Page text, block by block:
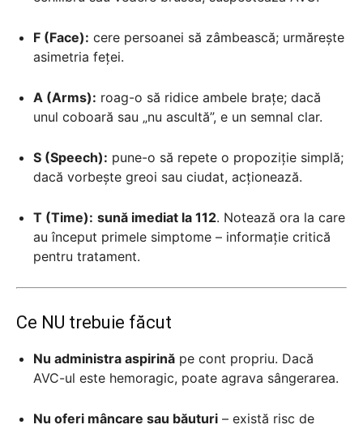
F (Face): cere persoanei să zâmbească; urmărește
asimetria feței.
A (Arms): roag-o să ridice ambele brațe; dacă
unul coboară sau „nu ascultă”, e un semnal clar.
S (Speech): pune-o să repete o propoziție simplă;
dacă vorbește greoi sau ciudat, acționează.
T (Time): sună imediat la 112. Notează ora la care
au început primele simptome – informație critică
pentru tratament.
Ce NU trebuie făcut
Nu administra aspirină pe cont propriu. Dacă
AVC-ul este hemoragic, poate agrava sângerarea.
Nu oferi mâncare sau băuturi – există risc de